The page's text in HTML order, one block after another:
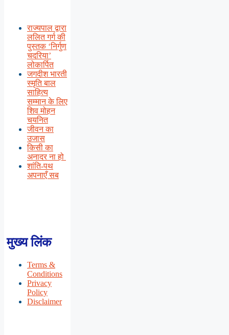
राज्यपाल द्वारा
ललित गर्ग की
पुस्तक ‘निर्गुण
चदरिया’
लोकार्पित
जगदीश भारती
स्मृति बाल
साहित्य
सम्मान के लिए
शिव मोहन
चयनित
जीवन का
उजास
किसी का
अनादर ना हो
शांति-पथ
अपनाएँ सब
मुख्य लिंक
Terms &
Conditions
Privacy
Policy
Disclaimer